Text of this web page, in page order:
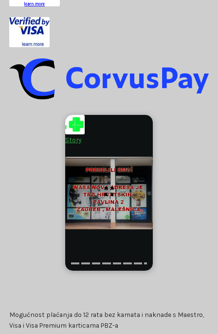
Story
Mogućnost plaćanja do 12 rata bez kamata i naknade s Maestro,
Visa i Visa Premium karticama PBZ-a